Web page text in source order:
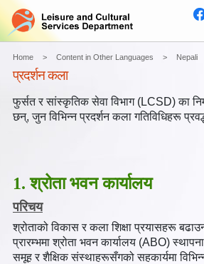
Home Content in Other Languages Nepali
प्रदर्शन कला
फुर्सत र सांस्कृतिक सेवा विभाग (LCSD) का
छन्, जुन विभिन्न प्रदर्शन कला गतिविधिहरू
1. श्रोता भवन कार्यालय
परिचय
श्रोताको विकास र कला शिक्षा प्रयासहरू
प्रारम्भमा श्रोता भवन कार्यालय (ABO)
समूह र शैक्षिक संस्थाहरूसँगको सहकार्यमा